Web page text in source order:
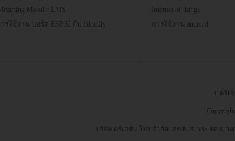
e-learning Moodle LMS
การใช้งาน บอร์ด ESP32 กับ Blockly
Internet of things
การใช้งาน android
บ.ครี
บริษัท ครีเอชั่น โปร จำกัด เลขที่ 29/335 ซอยบา